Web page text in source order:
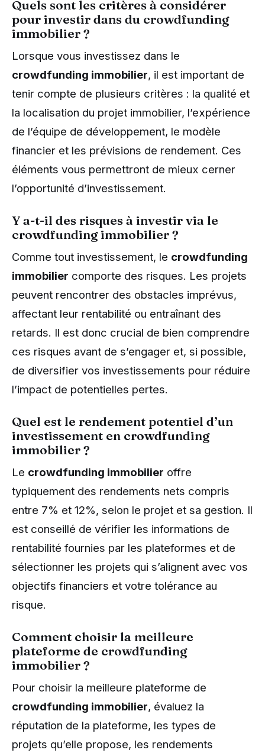
Quels sont les critères à considérer
pour investir dans du crowdfunding
immobilier ?
Lorsque vous investissez dans le
crowdfunding immobilier, il est important de
tenir compte de plusieurs critères : la qualité et
la localisation du projet immobilier, l’expérience
de l’équipe de développement, le modèle
financier et les prévisions de rendement. Ces
éléments vous permettront de mieux cerner
l’opportunité d’investissement.
Y a-t-il des risques à investir via le
crowdfunding immobilier ?
Comme tout investissement, le crowdfunding
immobilier comporte des risques. Les projets
peuvent rencontrer des obstacles imprévus,
affectant leur rentabilité ou entraînant des
retards. Il est donc crucial de bien comprendre
ces risques avant de s’engager et, si possible,
de diversifier vos investissements pour réduire
l’impact de potentielles pertes.
Quel est le rendement potentiel d’un
investissement en crowdfunding
immobilier ?
Le crowdfunding immobilier offre
typiquement des rendements nets compris
entre 7% et 12%, selon le projet et sa gestion. Il
est conseillé de vérifier les informations de
rentabilité fournies par les plateformes et de
sélectionner les projets qui s’alignent avec vos
objectifs financiers et votre tolérance au
risque.
Comment choisir la meilleure
plateforme de crowdfunding
immobilier ?
Pour choisir la meilleure plateforme de
crowdfunding immobilier, évaluez la
réputation de la plateforme, les types de
projets qu’elle propose, les rendements